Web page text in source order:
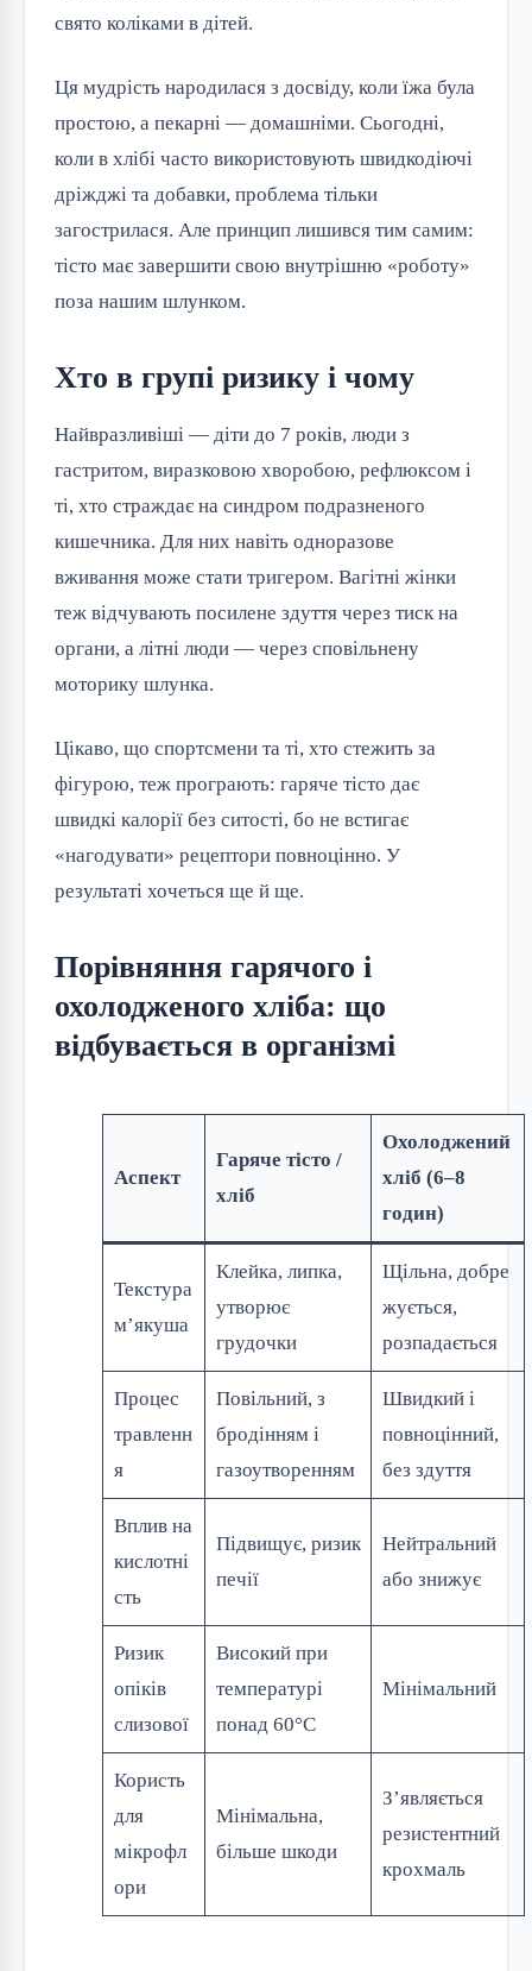
свято коліками в дітей.
Ця мудрість народилася з досвіду, коли їжа була
простою, а пекарні — домашніми. Сьогодні,
коли в хлібі часто використовують швидкодіючі
дріжджі та добавки, проблема тільки
загострилася. Але принцип лишився тим самим:
тісто має завершити свою внутрішню «роботу»
поза нашим шлунком.
Хто в групі ризику і чому
Найвразливіші — діти до 7 років, люди з
гастритом, виразковою хворобою, рефлюксом і
ті, хто страждає на синдром подразненого
кишечника. Для них навіть одноразове
вживання може стати тригером. Вагітні жінки
теж відчувають посилене здуття через тиск на
органи, а літні люди — через сповільнену
моторику шлунка.
Цікаво, що спортсмени та ті, хто стежить за
фігурою, теж програють: гаряче тісто дає
швидкі калорії без ситості, бо не встигає
«нагодувати» рецептори повноцінно. У
результаті хочеться ще й ще.
Порівняння гарячого і
охолодженого хліба: що
відбувається в організмі
Аспект
Гаряче тісто /
хліб
Охолоджений
хліб (6–8
годин)
Текстура
м’якуша
Клейка, липка,
утворює
грудочки
Щільна, добре
жується,
розпадається
Процес
травленн
я
Повільний, з
бродінням і
газоутворенням
Швидкий і
повноцінний,
без здуття
Вплив на
кислотні
сть
Підвищує, ризик
печії
Нейтральний
або знижує
Ризик
опіків
слизової
Високий при
температурі
понад 60°C
Мінімальний
Користь
для
мікрофл
ори
Мінімальна,
більше шкоди
З’являється
резистентний
крохмаль